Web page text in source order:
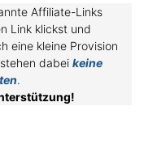
Affiliate-Links
Link klickst und
eine kleine Provision
dabei keine
.